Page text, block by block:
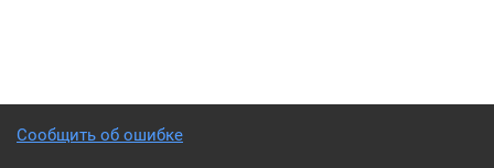
Сообщить об ошибке